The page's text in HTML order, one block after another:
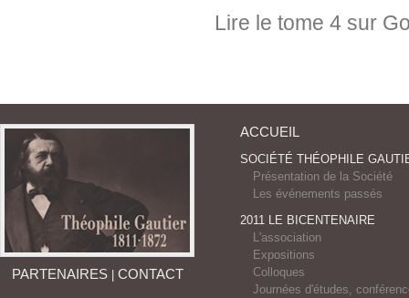
Lire le tome 4 sur
PARTENAIRES| CONTACT
ACCUEIL
SOCIÉTÉ THÉOPHILE
Présentation de la Société
Les événements passés
2011 LE BICENTENAIRE
L'association
Expositions
Colloques
Journées d'études,